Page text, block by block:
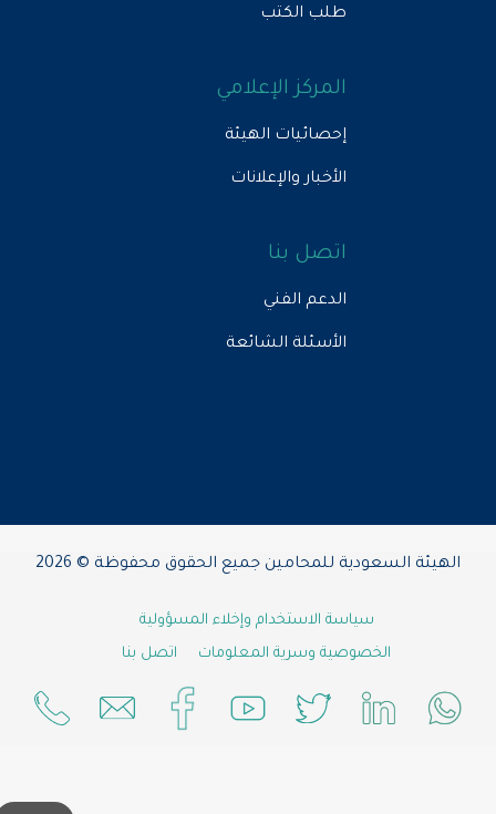
طلب الكتب
المركز الإعلامي
إحصائيات الهيئة
الأخبار والإعلانات
اتصل بنا
الدعم الفني
الأسئلة الشائعة
الهيئة السعودية للمحامين جميع الحقوق محفوظة © 2026
سياسة الاستخدام وإخلاء المسؤولية
الخصوصية وسرية المعلومات
اتصل بنا